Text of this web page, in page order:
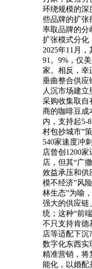
环绕规模的深
些品牌的扩张
率取品牌的分
扩张模式分化
2025年11月
91。9%，仅
家。相反，幸
垂曲整合供应
人沉市场建
采购收集取自
商的咖啡豆成
内，支持起5-
村包抄城市”
540家速度冲
店曾创1200
店，但其“广
效益承压和供
模不经济”风
林生态”为喻
强大的供应链
统；这种“前
不只支持肯德
店等适配下沉
数字化东西实
精准营销，将
能化，以婚配